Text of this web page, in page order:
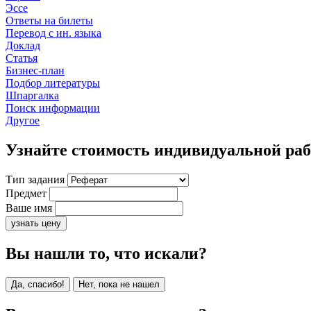
Эссе
Ответы на билеты
Перевод с ин. языка
Доклад
Статья
Бизнес-план
Подбор литературы
Шпаргалка
Поиск информации
Другое
Узнайте стоимость индивидуальной
Тип задания
Предмет
Ваше имя
узнать цену
Вы нашли то, что искали?
Да, спасибо! Нет, пока не нашел